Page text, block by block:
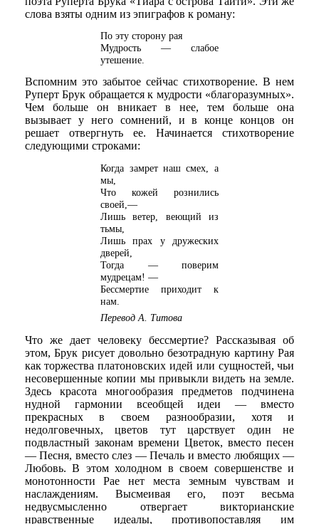
слова взяты одним из эпиграфов к роману:
По эту сторону рая
Мудрость — слабое
утешение.
Вспомним это забытое сейчас стихотворение. В нем
Руперт Брук обращается к мудрости «благоразумных».
Чем больше он вникает в нее, тем больше она
вызывает у него сомнений, и в конце концов он
решает отвергнуть ее. Начинается стихотворение
следующими строками:
Когда замрет наш смех, а
мы,
Что кожей рознились
своей,—
Лишь ветер, веющий из
тьмы,
Лишь прах у дружеских
дверей,
Тогда — поверим
мудрецам! —
Бессмертие приходит к
нам.
Перевод А. Титова
Что же дает человеку бессмертие? Рассказывая об
этом, Брук рисует довольно безотрадную картину Рая
как торжества платоновских идей или сущностей, чьи
несовершенные копии мы привыкли видеть на земле.
Здесь красота многообразия предметов подчинена
нудной гармонии всеобщей идеи — вместо
прекрасных в своем разнообразии, хотя и
недолговечных, цветов тут царствует один не
подвластный законам времени Цветок, вместо песен
— Песня, вместо слез — Печаль и вместо любящих —
Любовь. В этом холодном в своем совершенстве и
монотонности Рае нет места земным чувствам и
наслаждениям. Высмеивая его, поэт весьма
недвусмысленно отвергает викторианские
нравственные идеалы, противопоставляя им